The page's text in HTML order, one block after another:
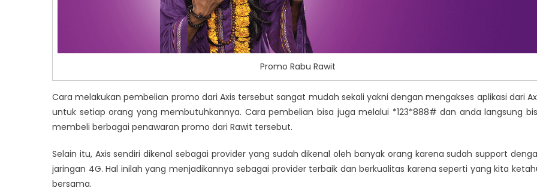
Promo Rabu Rawit
Cara melakukan pembelian promo dari Axis tersebut sangat mudah sekali yakni dengan mengakses aplikasi dari
untuk setiap orang yang membutuhkannya. Cara pembelian bisa juga melalui *123*888# dan anda langsung
membeli berbagai penawaran promo dari Rawit tersebut.
Selain itu, Axis sendiri dikenal sebagai provider yang sudah dikenal oleh banyak orang karena sudah support
jaringan 4G. Hal inilah yang menjadikannya sebagai provider terbaik dan berkualitas karena seperti yang kita
bersama.